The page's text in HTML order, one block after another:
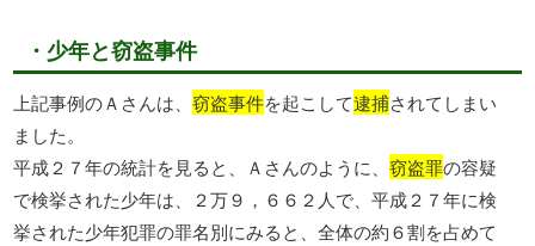
・少年と窃盗事件
上記事例のＡさんは、窃盗事件を起こして逮捕されてしまい
ました。
平成２７年の統計を見ると、Ａさんのように、窃盗罪の容疑
で検挙された少年は、２万９，６６２人で、平成２７年に検
挙された少年犯罪の罪名別にみると、全体の約６割を占めて